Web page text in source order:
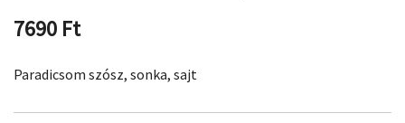
7690 Ft
Paradicsom szósz, sonka, sajt